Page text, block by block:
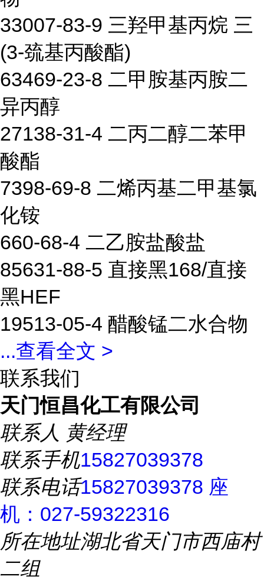
33007-83-9 三羟甲基丙烷 三
(3-巯基丙酸酯)
63469-23-8 二甲胺基丙胺二
异丙醇
27138-31-4 二丙二醇二苯甲
酸酯
7398-69-8 二烯丙基二甲基氯
化铵
660-68-4 二乙胺盐酸盐
85631-88-5 直接黑168/直接
黑HEF
19513-05-4 醋酸锰二水合物
...查看全文 >
联系我们
天门恒昌化工有限公司
联系人 黄经理
联系手机15827039378
联系电话15827039378 座
机：027-59322316
所在地址湖北省天门市西庙村
二组